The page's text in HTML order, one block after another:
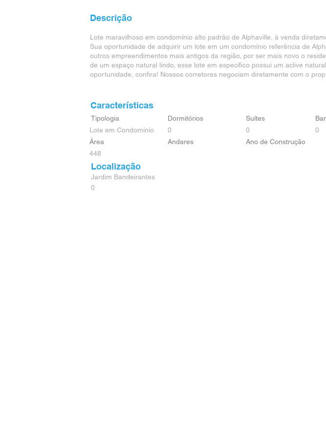
Descrição
Lote maravilhoso em condomínio alto padrão de Alphaville, à venda
Sua oportunidade de adquirir um lote em um condomínio referência de
outros empreendimentos mais antigos da região, por ser mais novo o
de um espaço natural lindo, esse lote em específico possui um aclive
oportunidade, confira! Nossos corretores negociam diretamente com o
Características
Dormitórios
Tipologia Suítes
Lote em Condomínio
0 0
0
Área
Andares
Ano de Construção
448
Localização
Jardim Bandeirantes
0